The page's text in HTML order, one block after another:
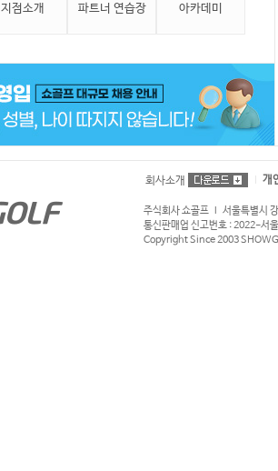
지점소개 파트너 연습장 아카데미
회사소개 개
주식회사 쇼골프 l 서울특별시
통신판매업 신고번호 : 2022-
Copyright Since 2003